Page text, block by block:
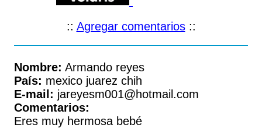
:: Agregar comentarios::
Nombre: Armando reyes
País: mexico juarez chih
E-mail: jareyesm001@hotmail.com
Comentarios:
Eres muy hermosa bebé